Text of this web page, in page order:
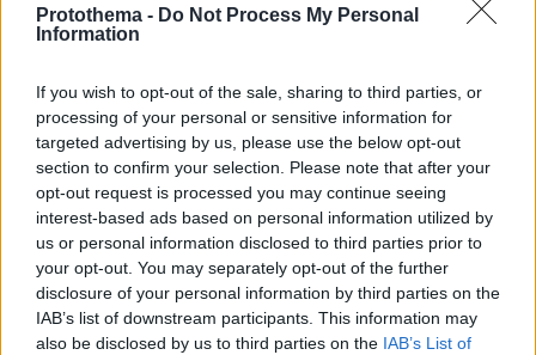
Protothema - Do Not Process My Personal
Information
If you wish to opt-out of the sale, sharing to third parties, or
processing of your personal or sensitive information for
targeted advertising by us, please use the below opt-out
section to confirm your selection. Please note that after your
opt-out request is processed you may continue seeing
interest-based ads based on personal information utilized by
us or personal information disclosed to third parties prior to
your opt-out. You may separately opt-out of the further
disclosure of your personal information by third parties on the
IAB’s list of downstream participants. This information may
also be disclosed by us to third parties on the IAB’s List of